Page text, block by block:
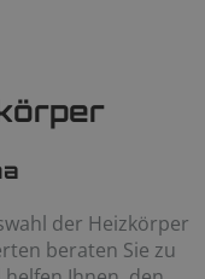
der Heizkörper
beraten Sie zu